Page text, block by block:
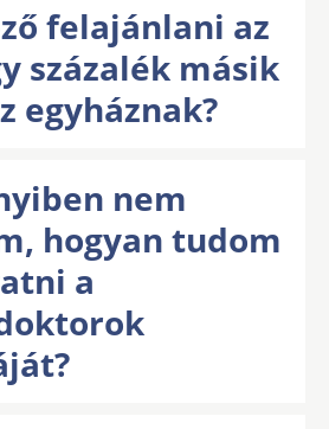
felajánlani az
százalék másik
egyháznak?
nem
hogyan tudom
a